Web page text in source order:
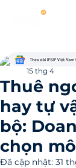
Thuê
hay tự
bộ:
chọn
Thanh Hoang
15 thg 4
Đã cập nhật: 31